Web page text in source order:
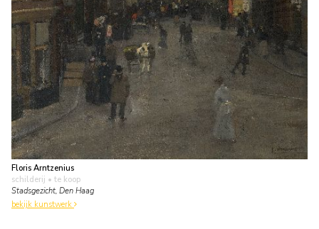
Floris Arntzenius
schilderij • te koop
Stadsgezicht, Den Haag
bekijk kunstwerk